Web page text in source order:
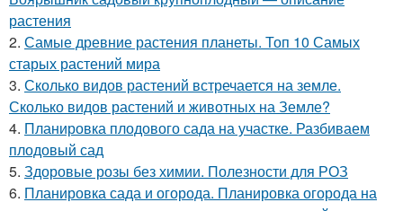
растения
2. Самые древние растения планеты. Топ 10 Самых
старых растений мира
3. Сколько видов растений встречается на земле.
Сколько видов растений и животных на Земле?
4. Планировка плодового сада на участке. Разбиваем
плодовый сад
5. Здоровые розы без химии. Полезности для РОЗ
6. Планировка сада и огорода. Планировка огорода на